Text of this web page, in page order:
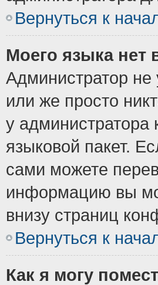
Вернуться к
Моего языка нет
Администратор
или же просто
у
языковой пакет.
сами можете
информацию вы
внизу страниц
Вернуться к
Как я могу